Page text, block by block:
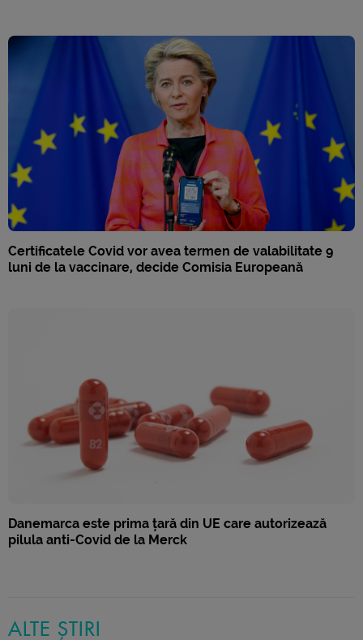
Certificatele Covid vor avea termen de valabilitate 9
luni de la vaccinare, decide Comisia Europeană
Danemarca este prima țară din UE care autorizează
pilula anti-Covid de la Merck
ALTE ȘTIRI